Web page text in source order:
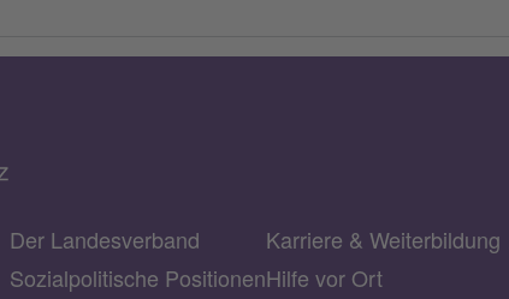
Der Landesverband
Sozialpolitische Positionen
Karriere & Weiterbildung
Hilfe vor Ort